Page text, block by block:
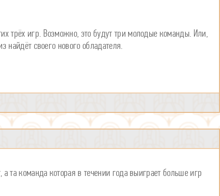
трёх игр. Возможно, это будут три молодые команды. Или,
найдёт своего нового обладателя.
та команда которая в течении года выиграет больше игр